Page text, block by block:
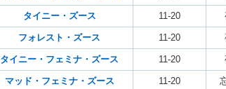
タイニー・ズース 11-20
フォレスト・ズース 11-20
タイニー・フェミナ・ズース 11-20
マッド・フェミナ・ズース 11-20